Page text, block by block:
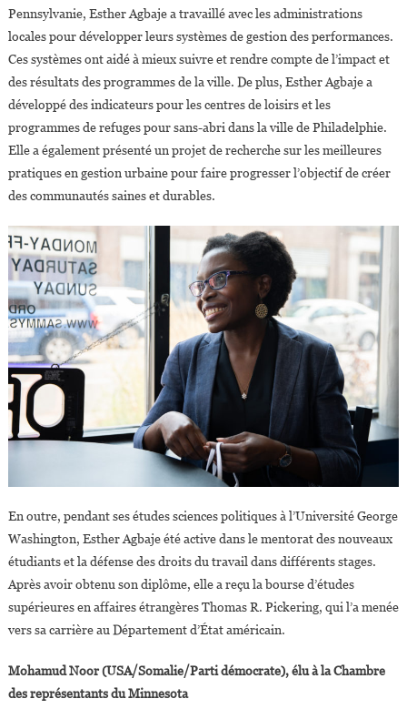
Pennsylvanie, Esther Agbaje a travaillé avec les administrations
locales pour développer leurs systèmes de gestion des performances.
Ces systèmes ont aidé à mieux suivre et rendre compte de l’impact et
des résultats des programmes de la ville. De plus, Esther Agbaje a
développé des indicateurs pour les centres de loisirs et les
programmes de refuges pour sans-abri dans la ville de Philadelphie.
Elle a également présenté un projet de recherche sur les meilleures
pratiques en gestion urbaine pour faire progresser l’objectif de créer
des communautés saines et durables.
En outre, pendant ses études sciences politiques à l’Université George
Washington, Esther Agbaje été active dans le mentorat des nouveaux
étudiants et la défense des droits du travail dans différents stages.
Après avoir obtenu son diplôme, elle a reçu la bourse d’études
supérieures en affaires étrangères Thomas R. Pickering, qui l’a menée
vers sa carrière au Département d’État américain.
Mohamud Noor (USA/Somalie/Parti démocrate), élu à la Chambre
des représentants du Minnesota